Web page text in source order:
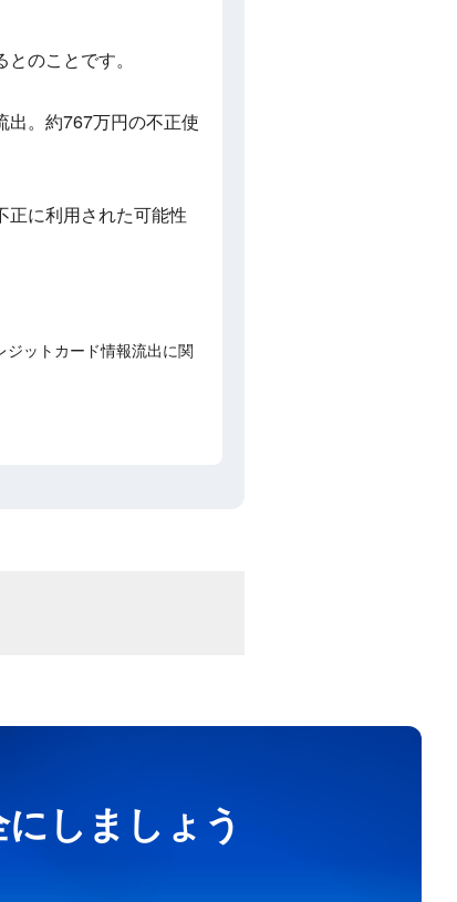
のことです。
出。約767万円の不正使
正に利用された可能性
ットカード情報流出に関
しましょう